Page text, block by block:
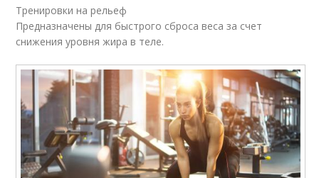
Тренировки на рельеф
Предназначены для быстрого сброса веса за счет
снижения уровня жира в теле.